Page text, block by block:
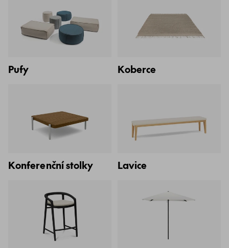
Pufy Koberce
Konferenční stolky Lavice